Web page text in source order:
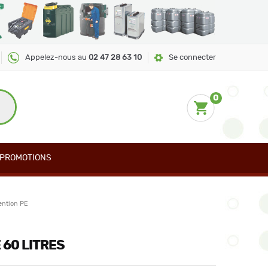
Appelez-nous au 02 47 28 63 10 Se connecter
0
PROMOTIONS
PE
60 LITRES